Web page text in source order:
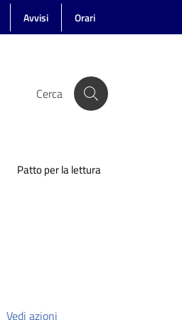
Avvisi Orari
Cerca
Patto per la lettura
Vedi azioni